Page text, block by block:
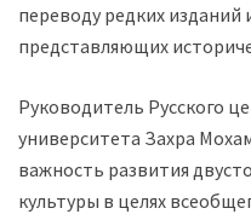
переводу редких
представляющих
Руководитель Русского
университета Захра
важность развития
культуры в целях